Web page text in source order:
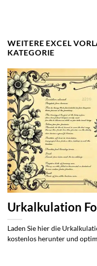
WEITERE EXCEL
KATEGORIE
Urkalkulation
Laden Sie hier die
kostenlos herunter und